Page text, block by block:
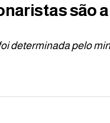
são
determinada pelo